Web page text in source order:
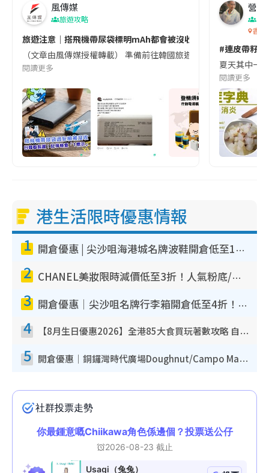
風傳媒
旅遊攻略
旅遊注意｜搭飛機帶尿袋標明mAh都會被沒收😱出發前切記檢查
（文章由風傳媒授權轉載） 準備前往韓國旅遊的民眾，近期要
閱讀更多
營養
香港
#連皮帶籽
夏天其中一
閱讀更多
港生活限時優惠情報
1 開倉優惠 | 尖沙咀海港城名牌波鞋開倉低至1折！On鞋$899起／Joy&Peace鞋履$98起
2 CHANEL美妝限時減價低至3折！人氣粉底/唇膏/精華液低至$275！COCO香水都有平
3 開倉優惠｜尖沙咀名牌行李箱開倉低至4折！一連5日 American Tourister/ace./Hallmark $200起！
4 【8月生日優惠2026】全港85大食買玩著數攻略 自助餐/火鍋放題同行免費＋誠品/DONKI送現金券
5 開倉優惠｜銅鑼灣時代廣場Doughnut/Campo Marzio開倉低至1折！背囊、書包、手袋劈價$200起